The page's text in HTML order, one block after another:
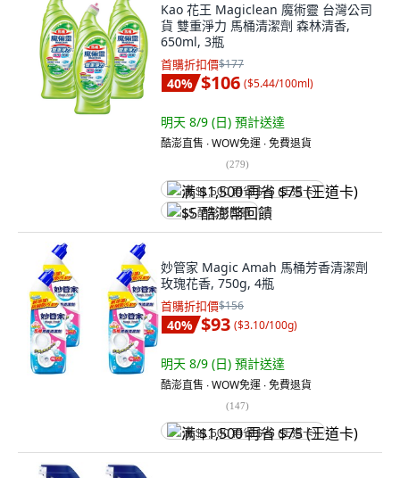
Kao 花王 Magiclean 魔術靈 台灣公司
貨 雙重淨力 馬桶清潔劑 森林清香,
650ml, 3瓶
首購折扣價$177
40% $106 ($5.44/100ml)
明天 8/9 (日) 預計送達
酷澎直售 ∙ WOW免運 ∙ 免費退貨
(279)
满 $1,500 再省 $75 (王道卡)
$5 酷澎幣回饋
妙管家 Magic Amah 馬桶芳香清潔劑
玫瑰花香, 750g, 4瓶
首購折扣價$156
40% $93 ($3.10/100g)
明天 8/9 (日) 預計送達
酷澎直售 ∙ WOW免運 ∙ 免費退貨
(147)
满 $1,500 再省 $75 (王道卡)